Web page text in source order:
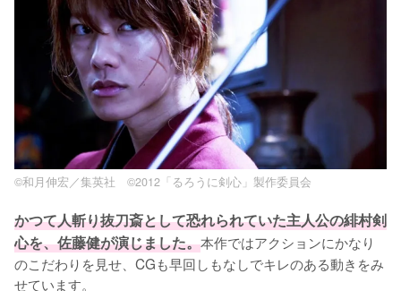
©和月伸宏／集英社 ©2012「るろうに剣心」製作委員会
かつて人斬り抜刀斎として恐れられていた主人公の緋村剣
心を、佐藤健が演じました。本作ではアクションにかなり
のこだわりを見せ、CGも早回しもなしでキレのある動きをみ
せています。